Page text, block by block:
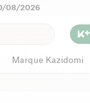
08/2026
Marque Kazidomi